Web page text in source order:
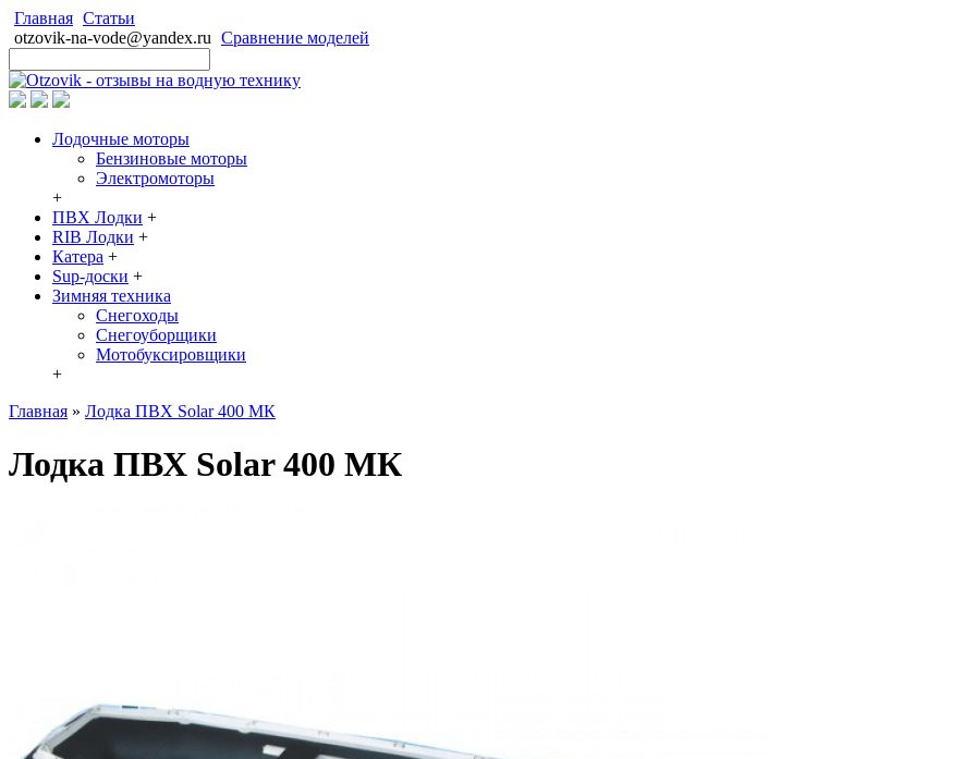
Главная Статьи
otzovik-na-vode@yandex.ru Сравнение моделей
Лодочные моторы
Бензиновые моторы
Электромоторы
+
ПВХ Лодки +
RIB Лодки +
Катера +
Sup-доски +
Зимняя техника
Снегоходы
Cнегоуборщики
Мотобуксировщики
+
Главная » Лодка ПВХ Solar 400 МК
Лодка ПВХ Solar 400 МК